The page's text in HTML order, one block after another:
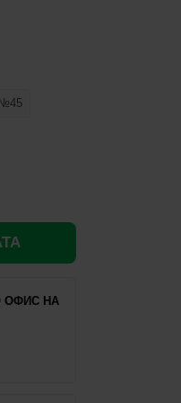
№45
ОФИС НА